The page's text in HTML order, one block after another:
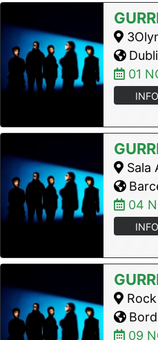
01
Sala
04
Rock
09